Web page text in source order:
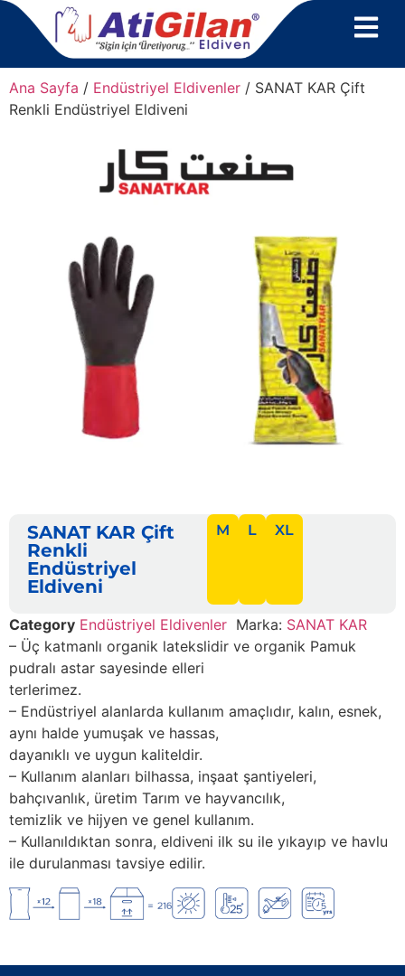
Ana Sayfa / Endüstriyel Eldivenler / SANAT KAR Çift
Renkli Endüstriyel Eldiveni
SANAT KAR Çift
Renkli
Endüstriyel
Eldiveni
M L XL
Category Endüstriyel Eldivenler Marka: SANAT KAR
– Üç katmanlı organik latekslidir ve organik Pamuk
pudralı astar sayesinde elleri
terlerimez.
– Endüstriyel alanlarda kullanım amaçlıdır, kalın, esnek,
aynı halde yumuşak ve hassas,
dayanıklı ve uygun kaliteldir.
– Kullanım alanları bilhassa, inşaat şantiyeleri,
bahçıvanlık, üretim Tarım ve hayvancılık,
temizlik ve hijyen ve genel kullanım.
– Kullanıldıktan sonra, eldiveni ilk su ile yıkayıp ve havlu
ile durulanması tavsiye edilir.